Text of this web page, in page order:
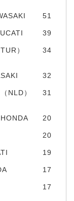
51
39
）
34
32
NLD）
31
20
20
19
17
17